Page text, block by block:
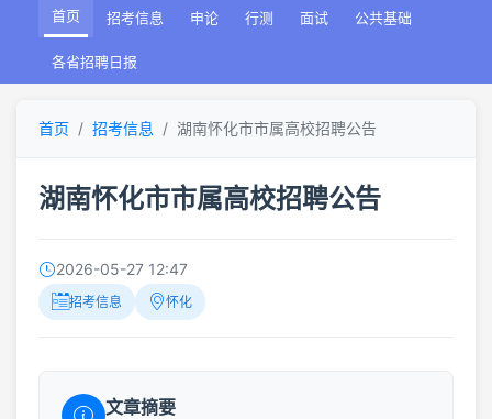
首页 招考信息 申论 行测 面试 公共基础
各省招聘日报
首页 招考信息 湖南怀化市市属高校招聘公告
湖南怀化市市属高校招聘公告
2026-05-27 12:47
招考信息 怀化
文章摘要